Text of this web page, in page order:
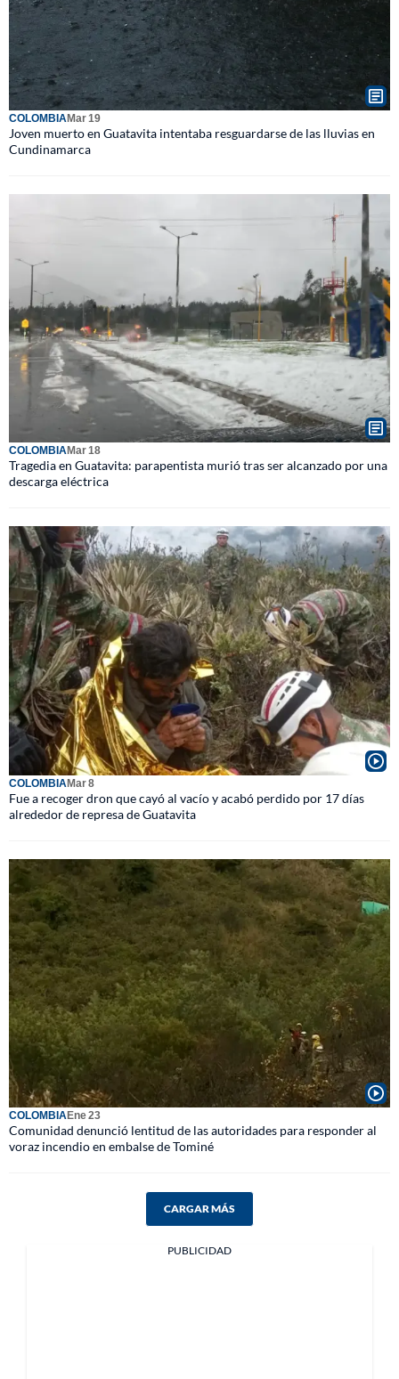
COLOMBIAMar 19
Joven muerto en Guatavita intentaba resguardarse de las lluvias en
Cundinamarca
COLOMBIAMar 18
Tragedia en Guatavita: parapentista murió tras ser alcanzado por una
descarga eléctrica
COLOMBIAMar 8
Fue a recoger dron que cayó al vacío y acabó perdido por 17 días
alrededor de represa de Guatavita
COLOMBIAEne 23
Comunidad denunció lentitud de las autoridades para responder al
voraz incendio en embalse de Tominé
CARGAR MÁS
PUBLICIDAD